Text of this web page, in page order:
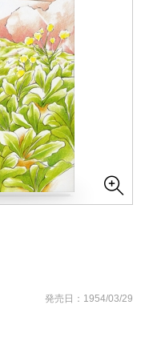
発売日：1954/03/29